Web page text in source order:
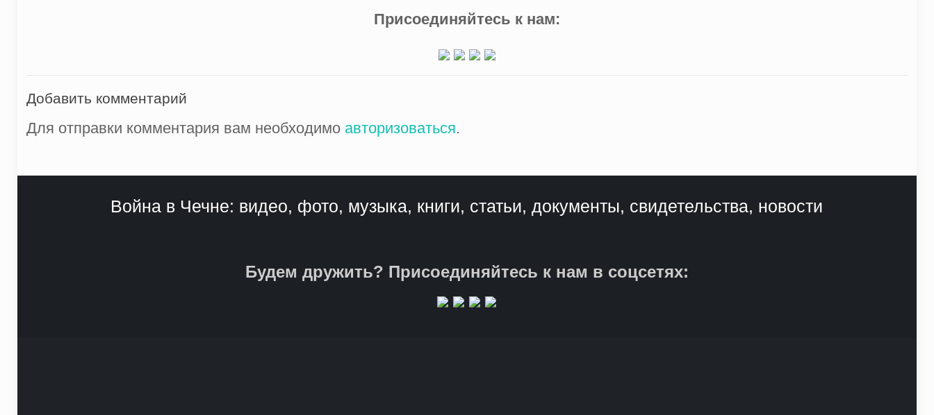
Присоединяйтесь к нам:
Добавить комментарий
Для отправки комментария вам необходимо авторизоваться.
Война в Чечне: видео, фото, музыка, книги, статьи, документы, свидетельства, новости
Будем дружить? Присоединяйтесь к нам в соцсетях: